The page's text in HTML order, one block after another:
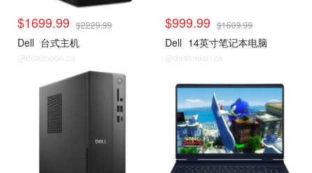
$1699.99 $2229.99
Dell 台式主机
@dealmoon.ca
$999.99 $1609.99
Dell 14英寸笔记本电脑
@dealmoon.ca